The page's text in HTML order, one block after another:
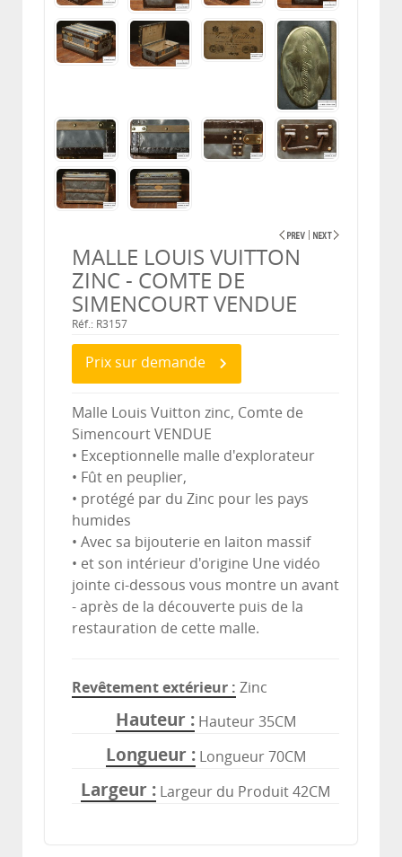
MALLE LOUIS VUITTON
ZINC - COMTE DE
SIMENCOURT VENDUE
Réf.: R3157
Prix sur demande
Malle Louis Vuitton zinc, Comte de
Simencourt VENDUE
• Exceptionnelle malle d'explorateur
• Fût en peuplier,
• protégé par du Zinc pour les pays
humides
• Avec sa bijouterie en laiton massif
• et son intérieur d'origine Une vidéo
jointe ci-dessous vous montre un avant
- après de la découverte puis de la
restauration de cette malle.
Revêtement extérieur Zinc
Hauteur Hauteur 35CM
Longueur Longueur 70CM
Largeur Largeur du Produit 42CM